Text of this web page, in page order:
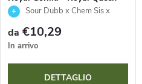
SeedsSour Dubb x Chem Sis x
Chocolate Diesel
da €10,29
In arrivo
DETTAGLIO